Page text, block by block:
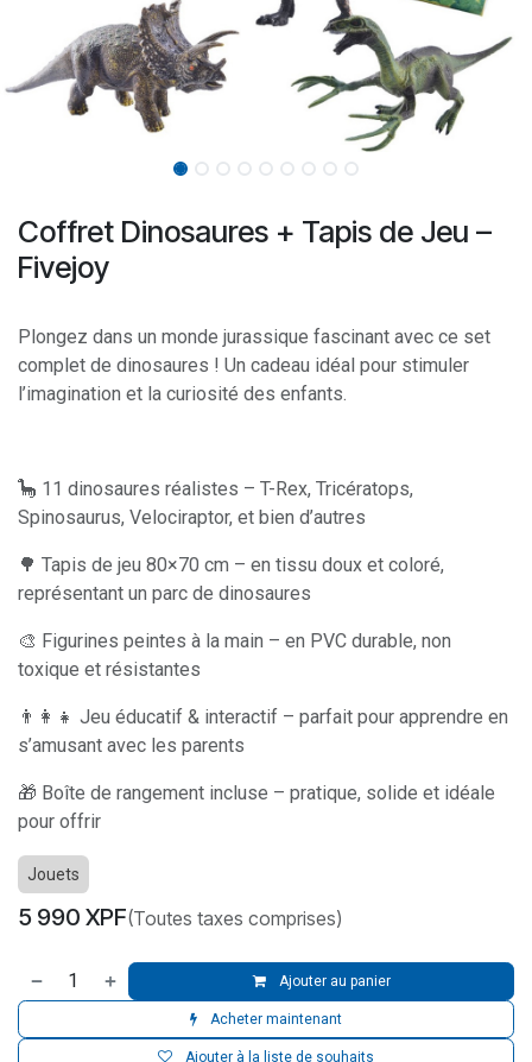
Coffret Dinosaures + Tapis de Jeu –
Fivejoy
Plongez dans un monde jurassique fascinant avec ce set
complet de dinosaures ! Un cadeau idéal pour stimuler
l’imagination et la curiosité des enfants.
🦕 11 dinosaures réalistes – T-Rex, Tricératops,
Spinosaurus, Velociraptor, et bien d’autres
🌳 Tapis de jeu 80×70 cm – en tissu doux et coloré,
représentant un parc de dinosaures
🎨 Figurines peintes à la main – en PVC durable, non
toxique et résistantes
👨‍👩‍👧 Jeu éducatif & interactif – parfait pour apprendre en
s’amusant avec les parents
🎁 Boîte de rangement incluse – pratique, solide et idéale
pour offrir
Jouets
5 990 XPF(Toutes taxes comprises)
Ajouter au panier
Acheter maintenant
Ajouter à la liste de souhaits